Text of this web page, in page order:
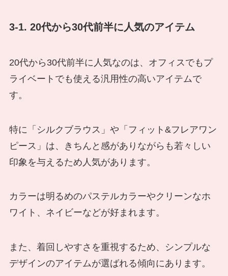
3-1. 20代から30代前半に人気のアイテム
20代から30代前半に人気なのは、オフィスでもプ
ライベートでも使える汎用性の高いアイテムで
す。
特に「シルクブラウス」や「フィット&フレアワン
ピース」は、きちんと感がありながらも若々しい
印象を与えるため人気があります。
カラーは明るめのパステルカラーやクリーンなホ
ワイト、ネイビーなどが好まれます。
また、着回しやすさを重視するため、シンプルな
デザインのアイテムが選ばれる傾向にあります。